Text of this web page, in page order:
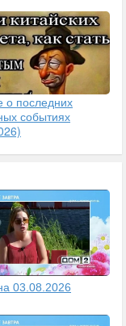
о последних
событиях
03.08.2026